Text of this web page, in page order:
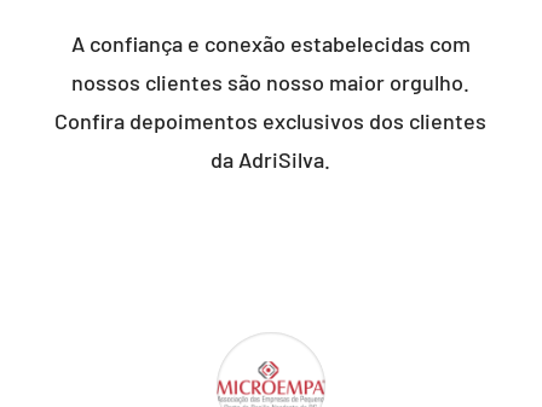
A confiança e conexão estabelecidas com
nossos clientes são nosso maior orgulho.
Confira depoimentos exclusivos dos clientes
da AdriSilva.